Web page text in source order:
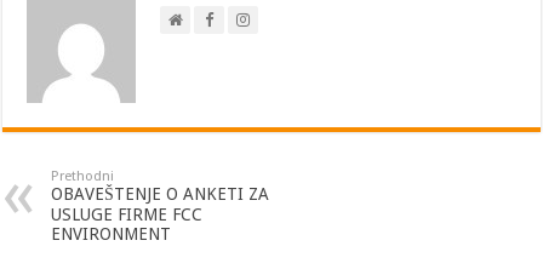
Prethodni
OBAVEŠTENJE O ANKETI ZA
USLUGE FIRME FCC
ENVIRONMENT